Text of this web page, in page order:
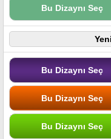
Bu Dizaynı Seç
Bu Dizaynı Seç
Bu Dizaynı Seç
Bu Dizaynı Seç